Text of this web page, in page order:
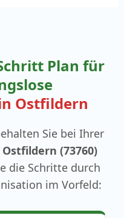
Plan für
Ostfildern
Sie bei Ihrer
Ostfildern (73760)
die Schritte durch
im Vorfeld: